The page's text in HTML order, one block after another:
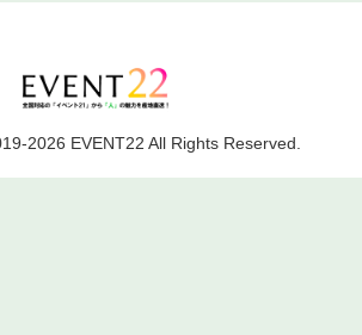
2026 EVENT22 All Rights Reserved.